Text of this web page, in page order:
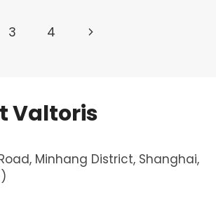
GESTÃO
3 4
Next
Valtoris
Minhang District, Shanghai,